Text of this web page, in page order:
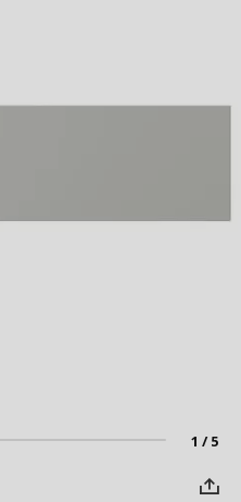
1 / 5